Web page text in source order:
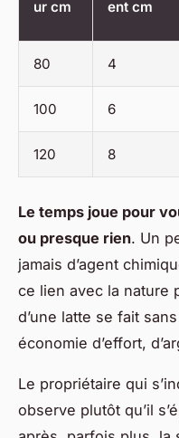
ur cm
ent cm
80 4
100 6
120 8
Le temps joue pour
ou presque rien. Un
jamais d’agent
ce lien avec la nature
d’une latte se fait
économie d’effort,
Le propriétaire qui
observe plutôt qu’il